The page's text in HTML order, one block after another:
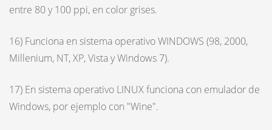
entre 80 y 100 ppi, en color grises.
16) Funciona en sistema operativo WINDOWS (98, 2000,
Millenium, NT, XP, Vista y Windows 7).
17) En sistema operativo LINUX funciona con emulador de
Windows, por ejemplo con "Wine".